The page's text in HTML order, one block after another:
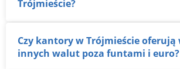
Trójmieście?
Czy kantory w Trójmieście oferują wymianę
innych walut poza funtami i euro?